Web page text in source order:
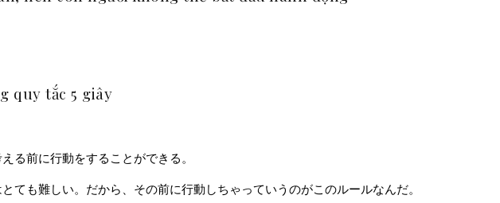
quy tắc 5 giây
る前に行動をすることができる。
とても難しい。だから、その前に行動しちゃっていうのがこのルールなんだ。